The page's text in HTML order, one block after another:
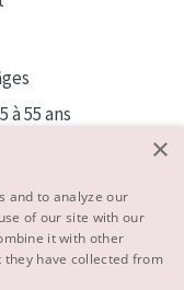
à 55 ans
×
and to analyze our
of our site with our
it with other
have collected from